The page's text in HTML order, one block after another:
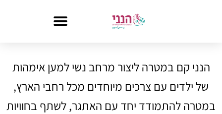
הנני קם במטרה ליצור מרחב נשי למען אימהות
של ילדים עם צרכים מיוחדים מכל רחבי הארץ,
במטרה להתמודד יחד עם האתגר, לשתף בחוויות